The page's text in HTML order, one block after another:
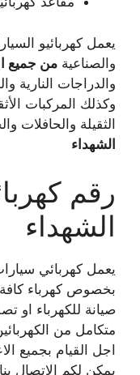
يعمل كهربائيو
والصناعية من جميع
والدراجات النارية
وكذلك المركبات
الثقيلة والحافلات
الشهداء
رقم
الشهداء
يعمل كهربائي
بخصوص كهرباء
صيانة للكهرباء او
متكامل من
اجل القيام بجميع
يمكن لكم الاتصال